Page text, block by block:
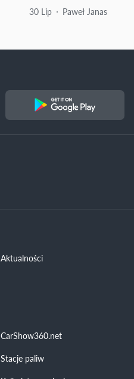
30 Lip Paweł Janas
Aktualności
CarShow360.net
Stacje paliw